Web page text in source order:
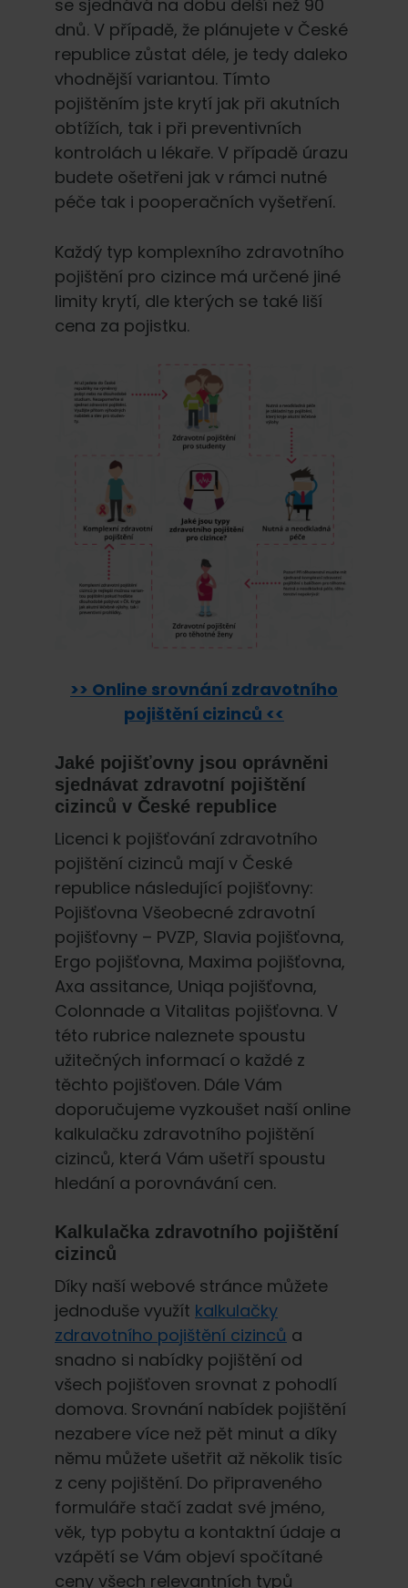
se sjednává na dobu delší než 90
dnů. V případě, že plánujete v České
republice zůstat déle, je tedy daleko
vhodnější variantou. Tímto
pojištěním jste krytí jak při akutních
obtížích, tak i při preventivních
kontrolách u lékaře. V případě úrazu
budete ošetřeni jak v rámci nutné
péče tak i pooperačních vyšetření.
Každý typ komplexního zdravotního
pojištění pro cizince má určené jiné
limity krytí, dle kterých se také liší
cena za pojistku.
>> Online srovnání zdravotního
pojištění cizinců <<
Jaké pojišťovny jsou oprávněni
sjednávat zdravotní pojištění
cizinců v České republice
Licenci k pojišťování zdravotního
pojištění cizinců mají v České
republice následující pojišťovny:
Pojišťovna Všeobecné zdravotní
pojišťovny – PVZP, Slavia pojišťovna,
Ergo pojišťovna, Maxima pojišťovna,
Axa assitance, Uniqa pojišťovna,
Colonnade a Vitalitas pojišťovna. V
této rubrice naleznete spoustu
užitečných informací o každé z
těchto pojišťoven. Dále Vám
doporučujeme vyzkoušet naší online
kalkulačku zdravotního pojištění
cizinců, která Vám ušetří spoustu
hledání a porovnávání cen.
Kalkulačka zdravotního pojištění
cizinců
Díky naší webové stránce můžete
jednoduše využít kalkulačky
zdravotního pojištění cizinců a
snadno si nabídky pojištění od
všech pojišťoven srovnat z pohodlí
domova. Srovnání nabídek pojištění
nezabere více než pět minut a díky
němu můžete ušetřit až několik tisíc
z ceny pojištění. Do připraveného
formuláře stačí zadat své jméno,
věk, typ pobytu a kontaktní údaje a
vzápětí se Vám objeví spočítané
ceny všech relevantních typů